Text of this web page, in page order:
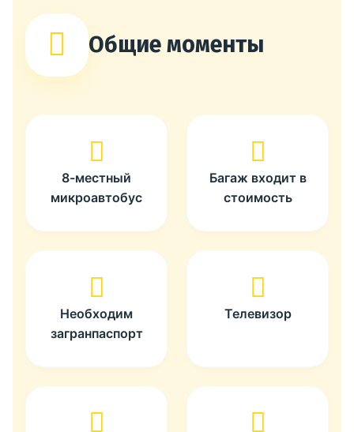
Общие моменты
8-местный
микроавтобус
Багаж входит в
стоимость
Необходим
загранпаспорт
Телевизор